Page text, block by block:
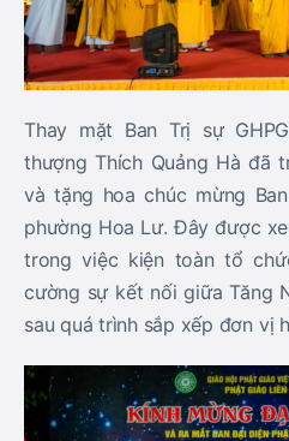
Thay mặt Ban Trị sự
thượng Thích Quảng Hà đã
và tặng hoa chúc mừng
phường Hoa Lư. Đây được
trong việc kiện toàn tổ
cường sự kết nối giữa Tăng
sau quá trình sắp xếp đơn vị